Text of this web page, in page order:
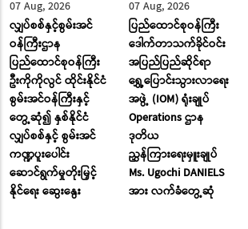
07 Aug, 2026
လျှပ်စစ်နှင့်စွမ်းအင်
ဝန်ကြီးဌာန
ပြည်ထောင်စုဝန်ကြီး
ဦးကိုကိုလွင် ထိုင်းနိုင်ငံ
စွမ်းအင်ဝန်ကြီးနှင့်
တွေ့ဆုံ၍ နှစ်နိုင်ငံ
လျှပ်စစ်နှင့် စွမ်းအင်
ကဏ္ဍပူးပေါင်း
ဆောင်ရွက်မှုတိုးမြှင့်
နိုင်ရေး ဆွေးနွေး
07 Aug, 2026
ပြည်ထောင်စုဝန်ကြီး
ဒေါက်တာသက်ခိုင်ဝင်း
အပြည်ပြည်ဆိုင်ရာ
ရွှေ့ပြောင်းသွားလာရေး
အဖွဲ့ (IOM) ရုံးချုပ်
Operations ဌာန
ဒုတိယ
ညွှန်ကြားရေးမှူးချုပ်
Ms. Ugochi DANIELS
အား လက်ခံတွေ့ဆုံ